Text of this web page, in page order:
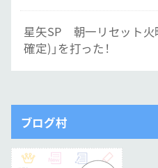
星矢SP 朝一リセット火
確定)」を打った！
ブログ村